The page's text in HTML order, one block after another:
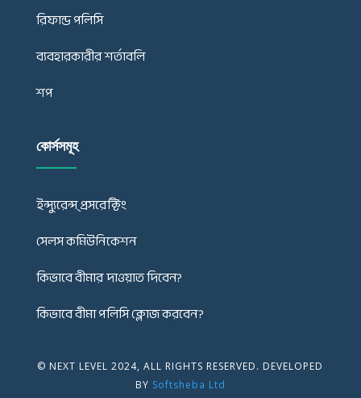
রিফান্ড পলিসি
ব্যবহারকারীর শর্তাবলি
শপ
কোর্সসমূহ
ইন্স্যুরেন্স্ প্রসরেক্টিং
সেলস কমিউনিকেশন
কিভাবে বীমার দাওয়াত দিবেন?
কিভাবে বীমা পলিসি ক্লোজ করবেন?
© NEXT LEVEL 2024, ALL RIGHTS RESERVED. DEVELOPED
BY Softsheba Ltd